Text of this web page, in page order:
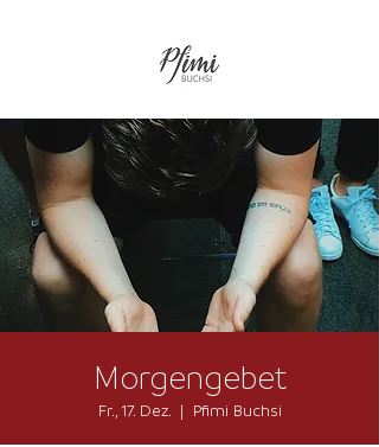
Morgengebet
Fr., 17. Dez.
  |
Pfimi Buchsi